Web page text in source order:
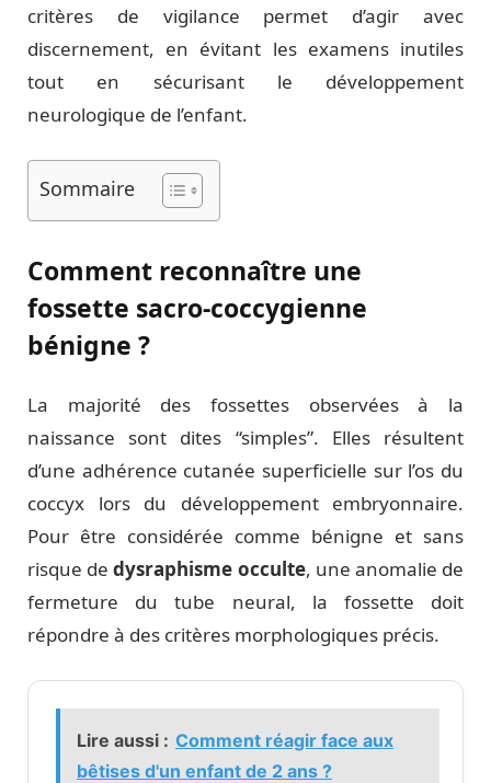
critères de vigilance permet d’agir avec
discernement, en évitant les examens inutiles
tout en sécurisant le développement
neurologique de l’enfant.
Sommaire
Comment reconnaître une
fossette sacro-coccygienne
bénigne ?
La majorité des fossettes observées à la
naissance sont dites “simples”. Elles résultent
d’une adhérence cutanée superficielle sur l’os du
coccyx lors du développement embryonnaire.
Pour être considérée comme bénigne et sans
risque dedysraphisme occulte, une anomalie de
fermeture du tube neural, la fossette doit
répondre à des critères morphologiques précis.
Lire aussi : Comment réagir face aux
bêtises d'un enfant de 2 ans ?